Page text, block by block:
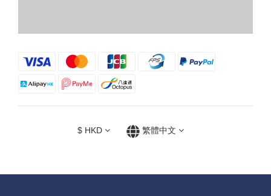
$ HKD 繁體中文